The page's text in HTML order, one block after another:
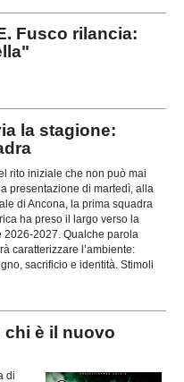
Fusco rilancia:
la stagione:
rito iniziale che non può mai
presentazione di martedì, alla
di Ancona, la prima squadra
ha preso il largo verso la
2026-2027. Qualche parola
caratterizzare l’ambiente:
sacrificio e identità. Stimoli
chi è il nuovo
di